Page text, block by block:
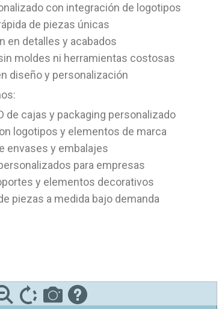
con integración de logotipos
de piezas únicas
en detalles y acabados
moldes ni herramientas costosas
diseño y personalización
de cajas y packaging personalizado
logotipos y elementos de marca
envases y embalajes
para empresas
y elementos decorativos
piezas a medida bajo demanda